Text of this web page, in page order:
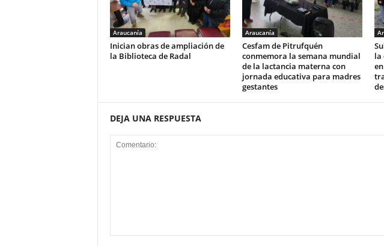
Araucanía
Inician obras de ampliación de
la Biblioteca de Radal
Araucanía
Cesfam de Pitrufquén
conmemora la semana mundial
de la lactancia materna con
jornada educativa para madres
gestantes
la
DEJA UNA RESPUESTA